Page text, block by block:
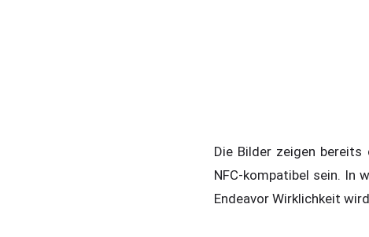
Die Bilder zeigen
NFC-kompatibel sein. In
Endeavor Wirklichkeit